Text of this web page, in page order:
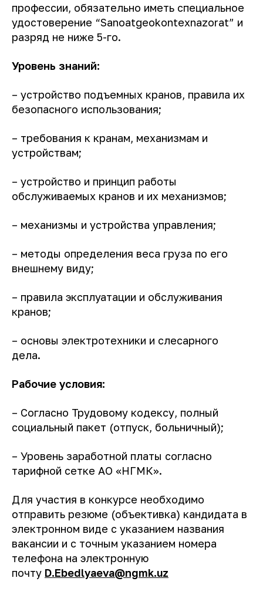
профессии, обязательно иметь специальное
удостоверение “Sanoatgeokontexnazorat” и
разряд не ниже 5-го.
Уровень знаний:
– устройство подъемных кранов, правила их
безопасного использования;
– требования к кранам, механизмам и
устройствам;
– устройство и принцип работы
обслуживаемых кранов и их механизмов;
– механизмы и устройства управления;
– методы определения веса груза по его
внешнему виду;
– правила эксплуатации и обслуживания
кранов;
– основы электротехники и слесарного
дела.
Рабочие условия:
– Согласно Трудовому кодексу, полный
социальный пакет (отпуск, больничный);
– Уровень заработной платы согласно
тарифной сетке АО «НГМК».
Для участия в конкурсе необходимо
отправить резюме (объективка) кандидата в
электронном виде с указанием названия
вакансии и с точным указанием номера
телефона на электронную
почту D.Ebedlyaeva@ngmk.uz